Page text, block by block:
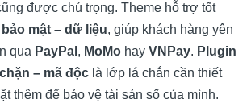
được chú trọng. Theme hỗ trợ tốt
mật – dữ liệu, giúp khách hàng yên
qua PayPal , MoMo hay VNPay. Plugin
– mã độc là lớp lá chắn cần thiết
thêm để bảo vệ tài sản số của mình.